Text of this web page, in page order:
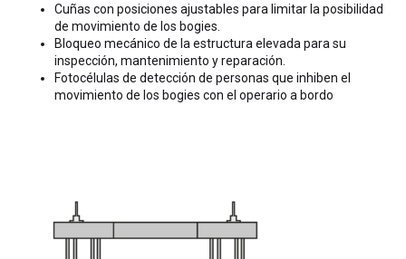
Cuñas con posiciones ajustables para limitar la posibilidad
de movimiento de los bogies.
Bloqueo mecánico de la estructura elevada para su
inspección, mantenimiento y reparación.
Fotocélulas de detección de personas que inhiben el
movimiento de los bogies con el operario a bordo